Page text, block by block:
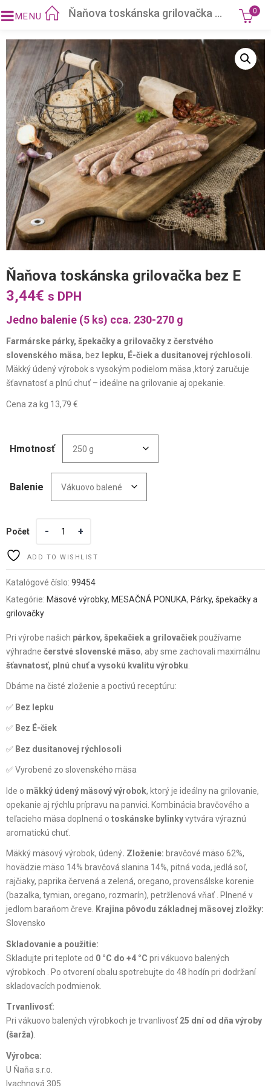
Ňaňova toskánska grilovačka bez E 0
Ňaňova toskánska grilovačka bez E
3,44€ s DPH
Jedno balenie (5 ks) cca. 230-270 g
Farmárske párky, špekačky a grilovačky z čerstvého
slovenského mäsa, bez lepku, É-čiek a dusitanovej rýchlosoli.
Mäkký údený výrobok s vysokým podielom mäsa ,ktorý zaručuje
šťavnatosť a plnú chuť – ideálne na grilovanie aj opekanie.
Cena za kg 13,79 €
Hmotnosť
Balenie
Počet
ADD TO WISHLIST
Katalógové číslo: 99454
Kategórie: Mäsové výrobky, MESAČNÁ PONUKA, Párky, špekačky a
grilovačky
Pri výrobe našich párkov, špekačiek a grilovačiekpoužívame
výhradne čerstvé slovenské mäso, aby sme zachovali maximálnu
šťavnatosť, plnú chuť a vysokú kvalitu výrobku
Dbáme na čisté zloženie a poctivú receptúru:
✅ Bez lepku
✅ Bez É-čiek
✅ Bez dusitanovej rýchlosoli
✅ Vyrobené zo slovenského mäsa
Ide o mäkký údený mäsový výrobok, ktorý je ideálny na grilovanie,
opekanie aj rýchlu prípravu na panvici. Kombinácia bravčového a
teľacieho mäsa doplnená o toskánske bylinkyvytvára výraznú
aromatickú chuť.
Mäkký mäsový výrobok, údený. Zloženie: bravčové mäso 62%,
hovädzie mäso 14% bravčová slanina 14%, pitná voda, jedlá soľ,
rajčiaky, paprika červená a zelená, oregano, provensálske korenie
(bazalka, tymian, oregano, rozmarín), petržlenová vňať . Plnené v
jedlom baraňom čreve. Krajina pôvodu základnej mäsovej zložky:
Slovensko
Skladovanie a použitie:
Skladujte pri teplote od 0 °C do +4 °C pri vákuovo balených
výrobkoch . Po otvorení obalu spotrebujte do 48 hodín pri dodržaní
skladovacích podmienok.
Trvanlivosť:
Pri vákuovo balených výrobkoch je trvanlivosť 25 dní od dňa výroby
(šarža).
Výrobca:
U Ňaňa s.r.o.
Ivachnová 305